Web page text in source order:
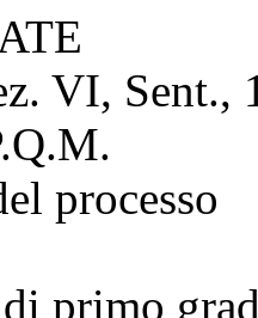
VI, Sent.,
processo
primo